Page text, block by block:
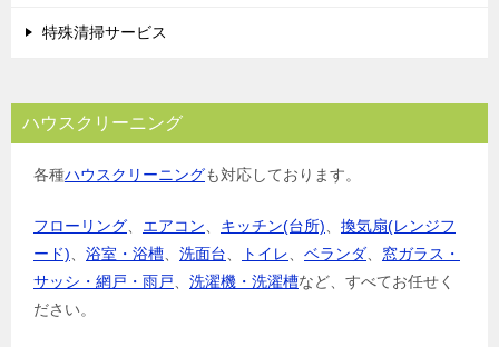
特殊清掃サービス
ハウスクリーニング
各種ハウスクリーニングも対応しております。
フローリング エアコン キッチン(台所)
換気扇(レンジフ
ード)
浴室・浴槽 洗面台 トイレ ベランダ
窓ガラス・
サッシ・網戸・雨戸
洗濯機・洗濯槽など、すべてお任せく
ださい。